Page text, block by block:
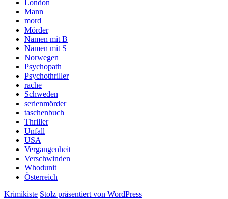
London
Mann
mord
Mörder
Namen mit B
Namen mit S
Norwegen
Psychopath
Psychothriller
rache
Schweden
serienmörder
taschenbuch
Thriller
Unfall
USA
Vergangenheit
Verschwinden
Whodunit
Österreich
Krimikiste Stolz präsentiert von WordPress